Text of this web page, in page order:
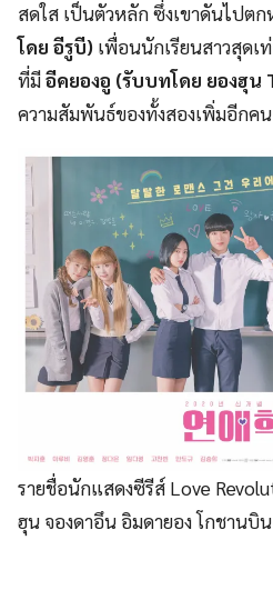
สดใส เป็นตัวหลัก ซึ่งเขาดันไปต
โดย อีรูบี) เพื่อนนักเรียนสาวสุดเ
ที่มีอีคยองอู (รับบทโดย ยองฮุน
ความสัมพันธ์ของทั้งสองเพิ่มอีกคน
รายชื่อนักแสดงซีรีส์ Love
ฮุน จองดาอึน อิมดายอง โกชานบิ